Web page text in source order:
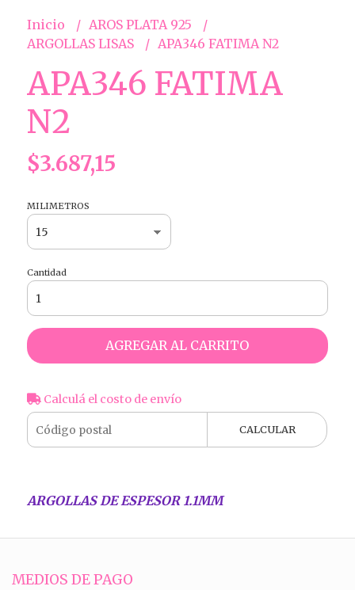
Inicio
AROS PLATA 925
ARGOLLAS LISAS
APA346 FATIMA N2
APA346 FATIMA
N2
$3.687,15
MILIMETROS
Cantidad
AGREGAR AL CARRITO
Calculá el costo de envío
CALCULAR
ARGOLLAS DE ESPESOR 1.1MM
MEDIOS DE PAGO